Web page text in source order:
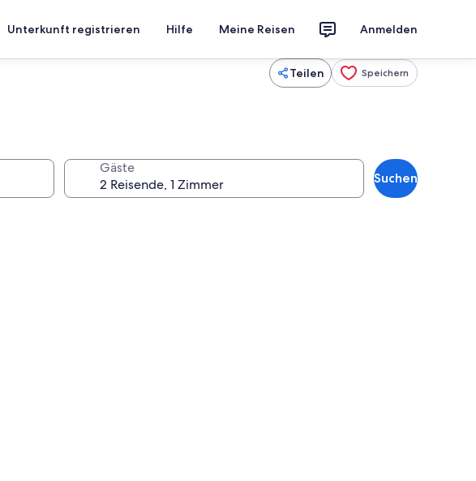
Unterkunft registrieren Hilfe Meine Reisen Anmelden
Teilen Speichern
Gäste
Suchen